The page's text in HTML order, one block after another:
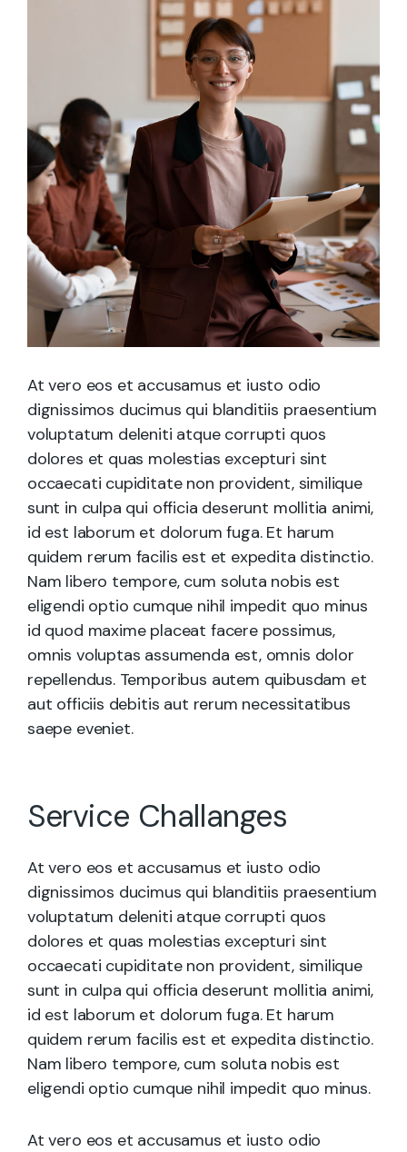
At vero eos et accusamus et iusto odio
dignissimos ducimus qui blanditiis praesentium
voluptatum deleniti atque corrupti quos
dolores et quas molestias excepturi sint
occaecati cupiditate non provident, similique
sunt in culpa qui officia deserunt mollitia animi,
id est laborum et dolorum fuga. Et harum
quidem rerum facilis est et expedita distinctio.
Nam libero tempore, cum soluta nobis est
eligendi optio cumque nihil impedit quo minus
id quod maxime placeat facere possimus,
omnis voluptas assumenda est, omnis dolor
repellendus. Temporibus autem quibusdam et
aut officiis debitis aut rerum necessitatibus
saepe eveniet.
Service Challanges
At vero eos et accusamus et iusto odio
dignissimos ducimus qui blanditiis praesentium
voluptatum deleniti atque corrupti quos
dolores et quas molestias excepturi sint
occaecati cupiditate non provident, similique
sunt in culpa qui officia deserunt mollitia animi,
id est laborum et dolorum fuga. Et harum
quidem rerum facilis est et expedita distinctio.
Nam libero tempore, cum soluta nobis est
eligendi optio cumque nihil impedit quo minus.
At vero eos et accusamus et iusto odio